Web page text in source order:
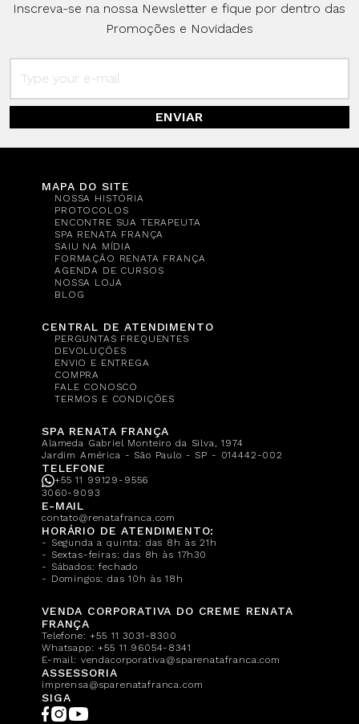
Inscreva-se na nossa Newsletter e fique por dentro das
Promoções e Novidades
ENVIAR
MAPA DO SITE
NOSSA HISTÓRIA
PROTOCOLOS
ENCONTRE SUA TERAPEUTA
SPA RENATA FRANÇA
SAIU NA MÍDIA
FORMAÇÃO RENATA FRANÇA
AGENDA DE CURSOS
NOSSA LOJA
BLOG
CENTRAL DE ATENDIMENTO
PERGUNTAS FREQUENTES
DEVOLUÇÕES
ENVIO E ENTREGA
COMPRA
FALE CONOSCO
TERMOS E CONDIÇÕES
SPA RENATA FRANÇA
Alameda Gabriel Monteiro da Silva, 1974
Jardim América - São Paulo - SP - 014442-002
TELEFONE
+55 11 99129-9556
3060-9093
E-MAIL
contato@renatafranca.com
HORÁRIO DE ATENDIMENTO:
- Segunda a quinta: das 8h às 21h
- Sextas-feiras: das 8h às 17h30
- Sábados: fechado
- Domingos: das 10h às 18h
VENDA CORPORATIVA DO CREME RENATA
FRANÇA
Telefone:+55 11 3031-8300
Whatsapp:+55 11 96054-8341
E-mail: vendacorporativa@sparenatafranca.com
ASSESSORIA
imprensa@sparenatafranca.com
SIGA